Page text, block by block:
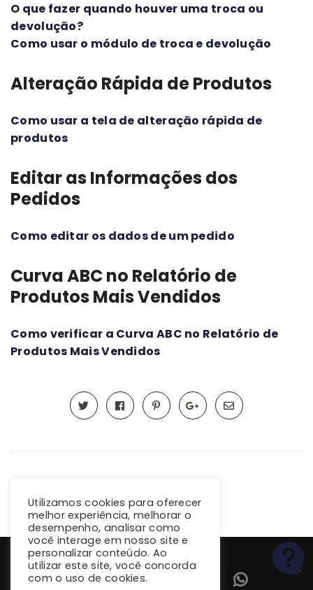
O que fazer quando houver uma troca ou
devolução?
Como usar o módulo de troca e devolução
Alteração Rápida de Produtos
Como usar a tela de alteração rápida de
produtos
Editar as Informações dos
Pedidos
Como editar os dados de um pedido
Curva ABC no Relatório de
Produtos Mais Vendidos
Como verificar a Curva ABC no Relatório de
Produtos Mais Vendidos
Utilizamos cookies para oferecer
melhor experiência, melhorar o
desempenho, analisar como
você interage em nosso site e
personalizar conteúdo. Ao
utilizar este site, você concorda
com o uso de cookies.